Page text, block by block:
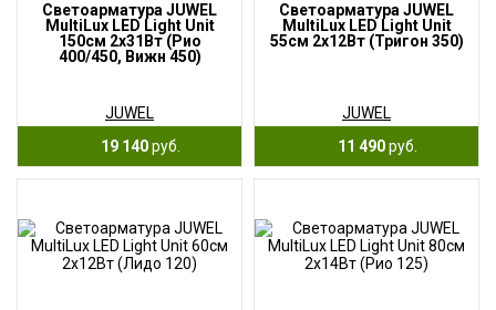
Светоарматура JUWEL
MultiLux LED Light Unit
150см 2х31Вт (Рио
400/450, Вижн 450)
JUWEL
19 140руб.
Светоарматура JUWEL
MultiLux LED Light Unit
55см 2х12Вт (Тригон 350)
JUWEL
11 490руб.